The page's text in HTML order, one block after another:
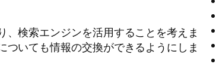
検索エンジンを活用することを考えま
いても情報の交換ができるようにしま